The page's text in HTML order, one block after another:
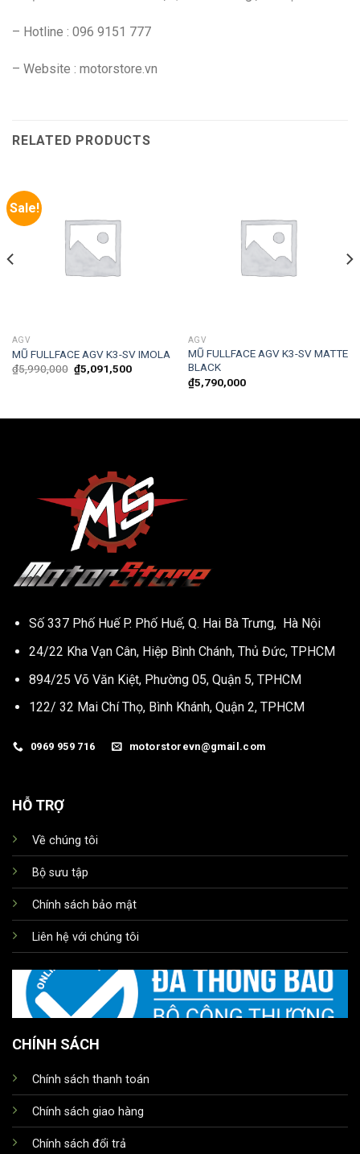
– Hotline : 096 9151 777
– Website : motorstore.vn
RELATED PRODUCTS
Sale!
AGV
MŨ FULLFACE AGV K3-SV IMOLA
₫5,990,000 Original
price
₫5,091,500Current
AGV
MŨ FULLFACE AGV K3-SV MATTE
BLACK
₫5,790,000
Số 337 Phố Huế P. Phố Huế, Q. Hai Bà Trưng, Hà Nội
24/22 Kha Vạn Cân, Hiệp Bình Chánh, Thủ Đức, TPHCM
894/25 Võ Văn Kiệt, Phường 05, Quận 5, TPHCM
122/ 32 Mai Chí Thọ, Bình Khánh, Quận 2, TPHCM
0969 959 716 motorstorevn@gmail.com
HỖ TRỢ
Về chúng tôi
Bộ sưu tập
Chính sách bảo mật
Liên hệ với chúng tôi
CHÍNH SÁCH
Chính sách thanh toán
Chính sách giao hàng
Chính sách đổi trả